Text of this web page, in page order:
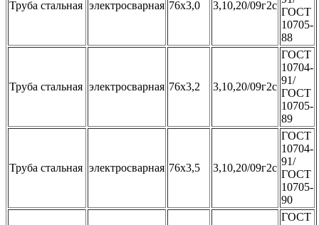
Труба стальная электросварная 76х3,0 3,10,20/09г2с
ГОСТ
10705-
88
Труба стальная электросварная 76х3,2 3,10,20/09г2с
ГОСТ
10704-
91/
ГОСТ
10705-
89
Труба стальная электросварная 76х3,5 3,10,20/09г2с
ГОСТ
10704-
91/
ГОСТ
10705-
90
ГОСТ